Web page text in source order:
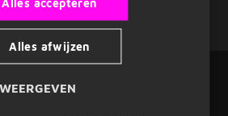
Alles afwijzen